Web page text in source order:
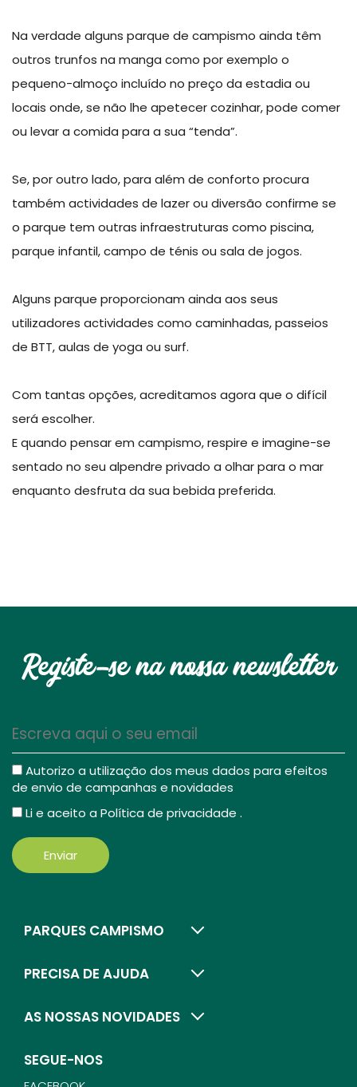
Na verdade alguns parque de campismo ainda têm
outros trunfos na manga como por exemplo o
pequeno-almoço incluído no preço da estadia ou
locais onde, se não lhe apetecer cozinhar, pode comer
ou levar a comida para a sua “tenda”.
Se, por outro lado, para além de conforto procura
também actividades de lazer ou diversão confirme se
o parque tem outras infraestruturas como piscina,
parque infantil, campo de ténis ou sala de jogos.
Alguns parque proporcionam ainda aos seus
utilizadores actividades como caminhadas, passeios
de BTT, aulas de yoga ou surf.
Com tantas opções, acreditamos agora que o difícil
será escolher.
E quando pensar em campismo, respire e imagine-se
sentado no seu alpendre privado a olhar para o mar
enquanto desfruta da sua bebida preferida.
Registe-se na nossa newsletter
Autorizo a utilização dos meus dados para efeitos
de envio de campanhas e novidades
Li e aceito aPolítica de privacidade .
Enviar
PARQUES CAMPISMO
PRECISA DE AJUDA
AS NOSSAS NOVIDADES
SEGUE-NOS